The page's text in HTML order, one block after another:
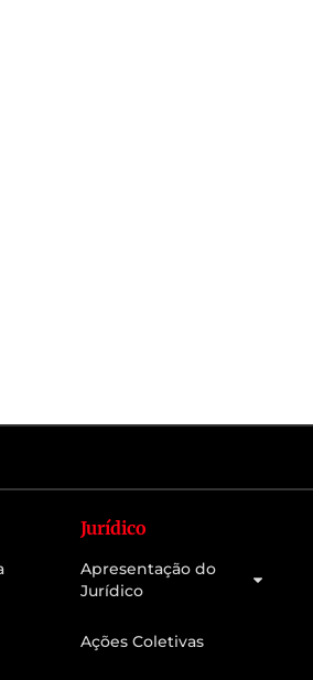
Jurídico
Apresentação do
Jurídico
Ações Coletivas